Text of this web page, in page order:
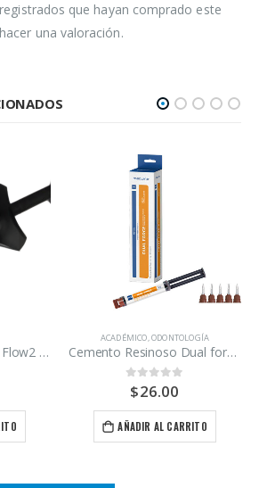
que hayan comprado este
una valoración.
Resina fluida Tetric N Flow2 tono A1, A2, A3, Ivoclar 2 gr.
ACADÉMICO,ODONTOLOGÍA
Cemento Resinoso Dual force Maquira 5g
0out of 5
$26.00
AÑADIR AL CARRITO